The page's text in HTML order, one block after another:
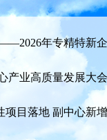
年专精特新
产业高质量发展大
目落地 副中心新